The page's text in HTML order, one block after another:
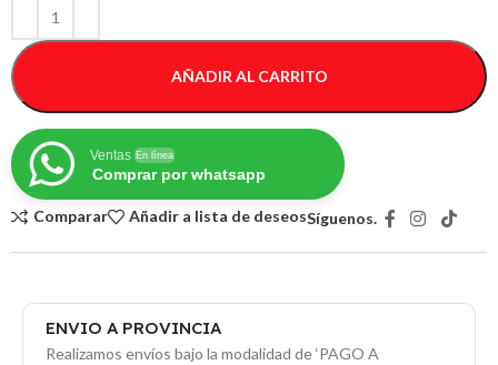
AÑADIR AL CARRITO
Ventas En línea
Comprar por whatsapp
Comparar Añadir a lista de deseosSíguenos.
ENVIO A PROVINCIA
Realizamos envíos bajo la modalidad de ‘PAGO A